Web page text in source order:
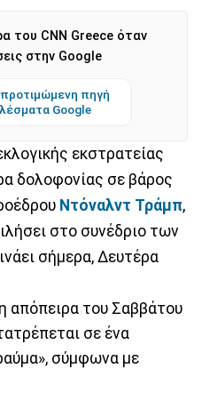
του CNN Greece όταν
στην Google
πηγή
Google
εκστρατείας
δολοφονίας σε βάρος
Ντόναλντ Τράμπ,
στο συνέδριο των
σήμερα, Δευτέρα
απόπειρα του Σαββάτου
σε ένα
σύμφωνα με